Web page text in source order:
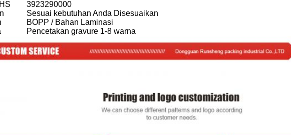
3923290000
Sesuai kebutuhan Anda Disesuaikan
BOPP / Bahan Laminasi
Pencetakan gravure 1-8 warna